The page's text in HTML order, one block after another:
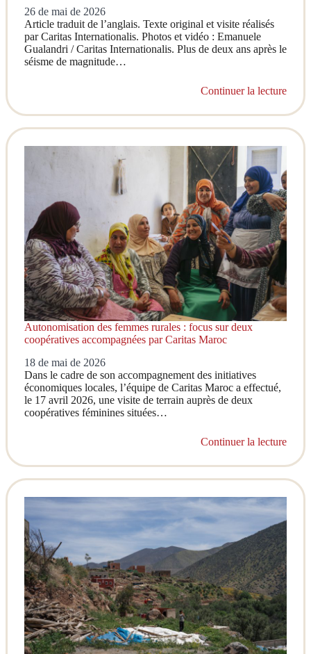
26 de mai de 2026
Article traduit de l’anglais. Texte original et visite réalisés
par Caritas Internationalis. Photos et vidéo : Emanuele
Gualandri / Caritas Internationalis. Plus de deux ans après le
séisme de magnitude…
Continuer la lecture
Autonomisation des femmes rurales : focus sur deux
coopératives accompagnées par Caritas Maroc
18 de mai de 2026
Dans le cadre de son accompagnement des initiatives
économiques locales, l’équipe de Caritas Maroc a effectué,
le 17 avril 2026, une visite de terrain auprès de deux
coopératives féminines situées…
Continuer la lecture